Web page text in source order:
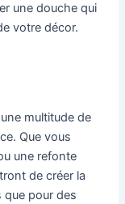
une douche qui
votre décor.
multitude de
Que vous
une refonte
de créer la
que pour des